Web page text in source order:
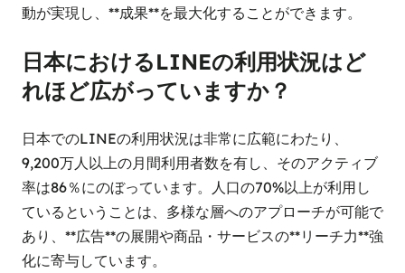
動が実現し、**成果**を最大化することができます。
日本におけるLINEの利用状況はど
れほど広がっていますか？
日本でのLINEの利用状況は非常に広範にわたり、
9,200万人以上の月間利用者数を有し、そのアクティブ
率は86％にのぼっています。人口の70%以上が利用し
ているということは、多様な層へのアプローチが可能で
あり、**広告**の展開や商品・サービスの**リーチ力**強
化に寄与しています。